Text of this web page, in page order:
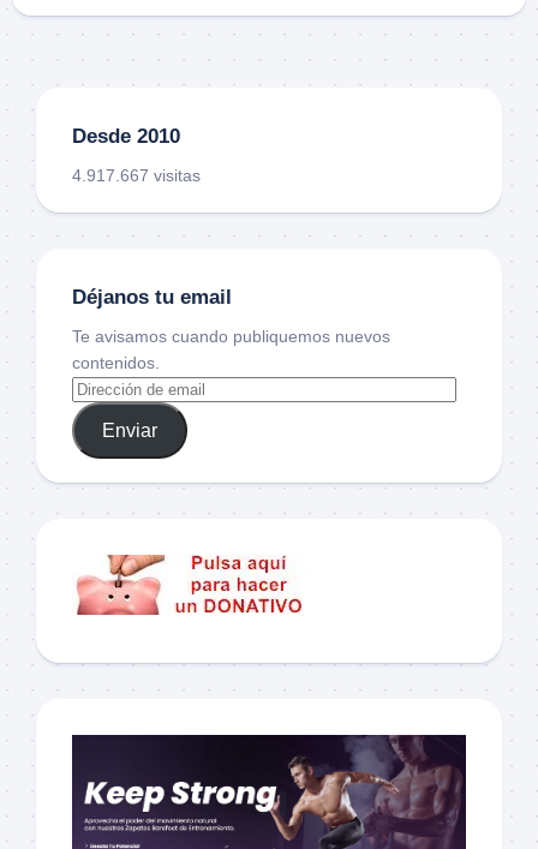
Desde 2010
4.917.667 visitas
Déjanos tu email
Te avisamos cuando publiquemos nuevos
contenidos.
Enviar